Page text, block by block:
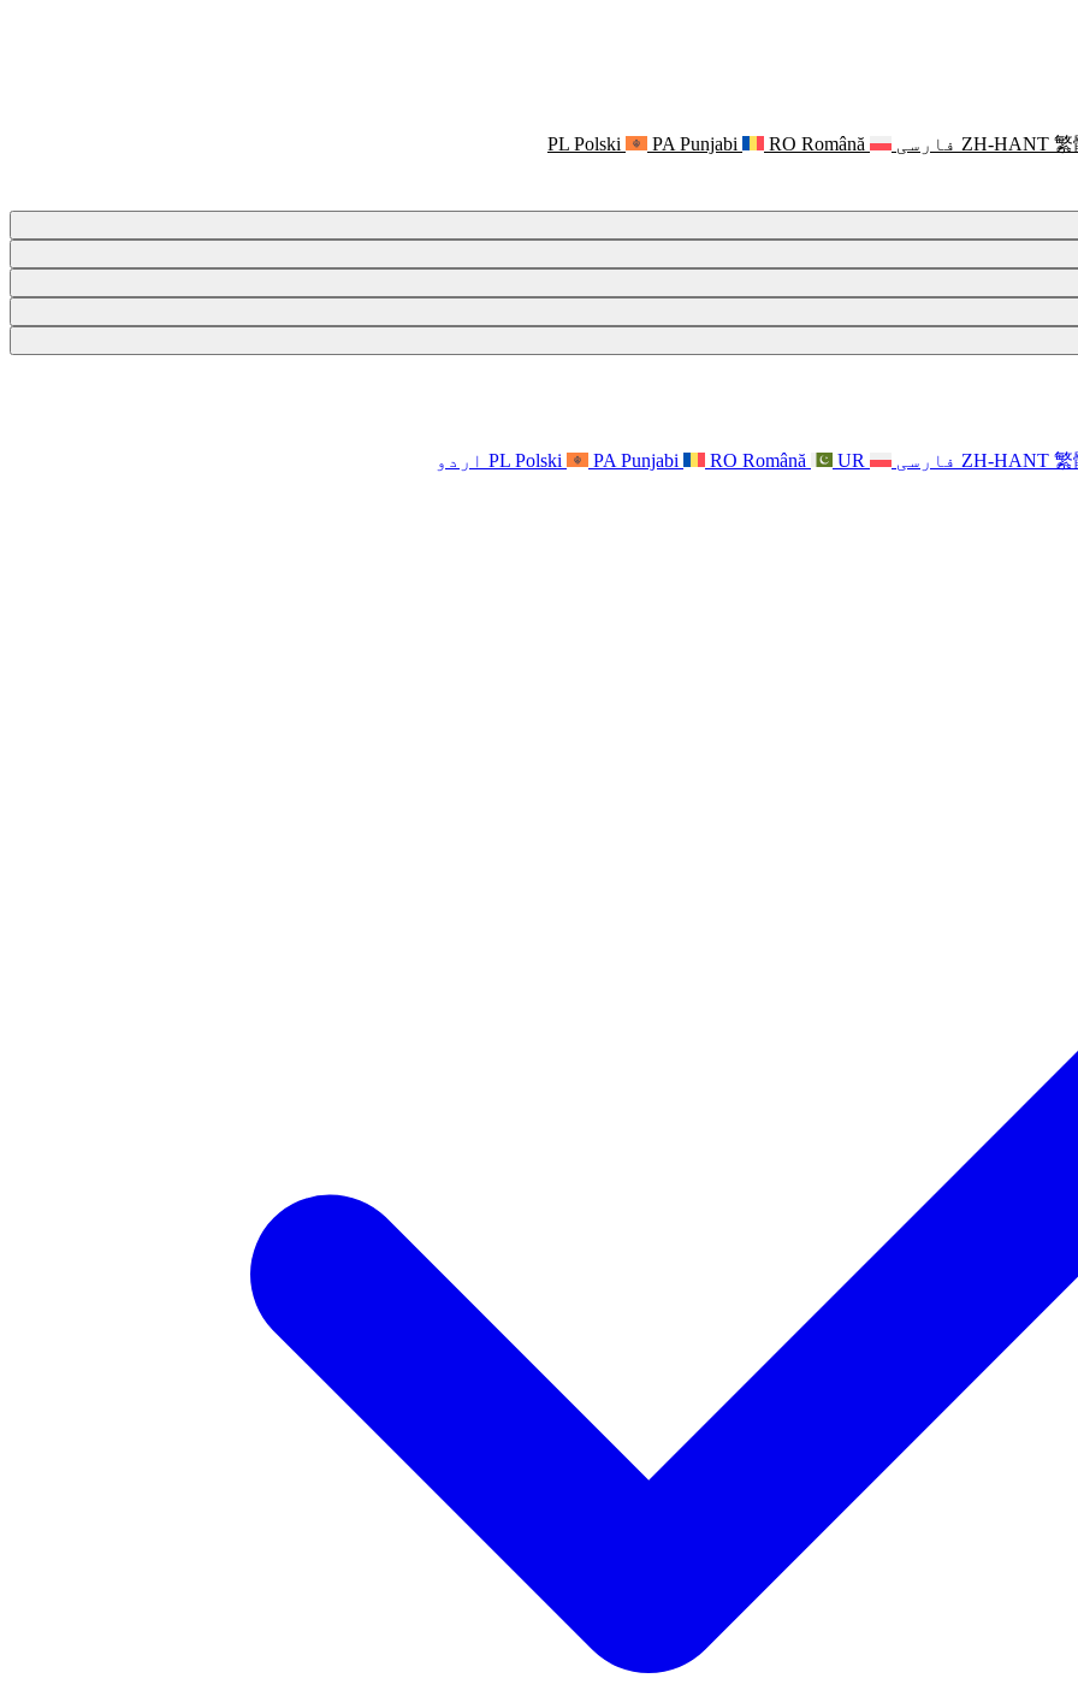
ZH-HANT 繁 فارسی PL Polski PA Punjabi RO Română
ZH-HANT 繁 فارسی PL Polski PA Punjabi RO Română UR اردو